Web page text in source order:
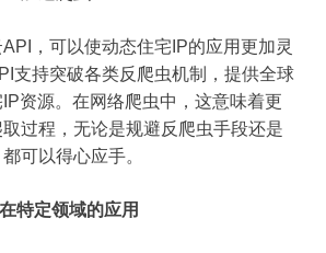
，可以使动态住宅IP的应用更加灵
支持突破各类反爬虫机制，提供全球
资源。在网络爬虫中，这意味着更
过程，无论是规避反爬虫手段还是
可以得心应手。
特定领域的应用